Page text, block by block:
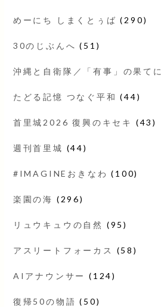
めーにち しまくとぅば (290)
30のじぶんへ (51)
沖縄と自衛隊／「有事」の果てに
たどる記憶 つなぐ平和 (44)
首里城2026 復興のキセキ (43)
週刊首里城 (44)
#IMAGINEおきなわ (100)
楽園の海 (296)
リュウキュウの自然 (95)
アスリートフォーカス (58)
AIアナウンサー (124)
復帰50の物語 (50)